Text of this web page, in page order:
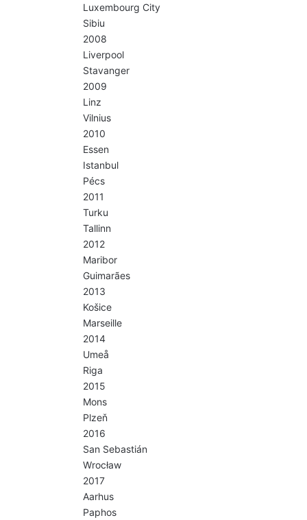
Luxembourg City
Sibiu
2008
Liverpool
Stavanger
2009
Linz
Vilnius
2010
Essen
Istanbul
Pécs
2011
Turku
Tallinn
2012
Maribor
Guimarães
2013
Košice
Marseille
2014
Umeå
Riga
2015
Mons
Plzeň
2016
San Sebastián
Wrocław
2017
Aarhus
Paphos